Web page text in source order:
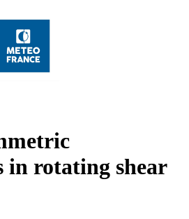
in rotating shear